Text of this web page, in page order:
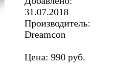
31.07.2018
Производитель:
Dreamcon
Цена: 990 руб.